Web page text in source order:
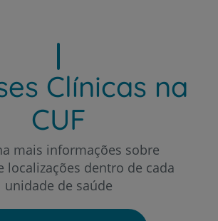
Clínicas na
CUF
mais informações sobre
localizações dentro de cada
unidade de saúde